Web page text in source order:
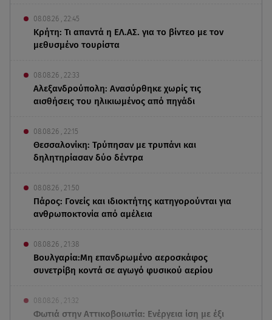
08.08.26 , 22:45
Κρήτη: Τι απαντά η ΕΛ.ΑΣ. για το βίντεο με τον
μεθυσμένο τουρίστα
08.08.26 , 22:33
Αλεξανδρούπολη: Ανασύρθηκε χωρίς τις
αισθήσεις του ηλικιωμένος από πηγάδι
08.08.26 , 22:15
Θεσσαλονίκη: Τρύπησαν με τρυπάνι και
δηλητηρίασαν δύο δέντρα
08.08.26 , 21:50
Πάρος: Γονείς και ιδιοκτήτης κατηγορούνται για
ανθρωποκτονία από αμέλεια
08.08.26 , 21:38
Βουλγαρία:Μη επανδρωμένο αεροσκάφος
συνετρίβη κοντά σε αγωγό φυσικού αερίου
08.08.26 , 21:32
Φωτιά στην Αττικοβοιωτία: Ενέργεια ίση με έξι